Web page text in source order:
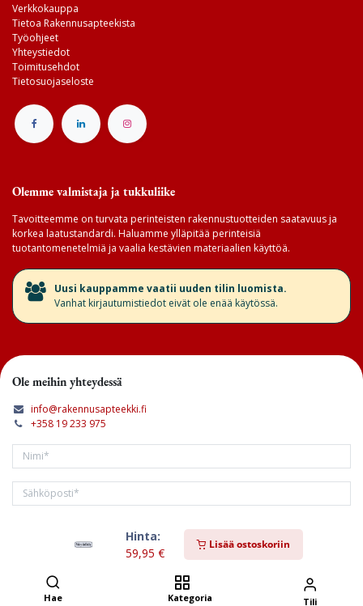
Hinta:
59,95 €
Lisää ostoskoriin
Hae Kategoria Tili
Verkkokauppa
Tietoa Rakennusapteekista
Työohjeet
Yhteystiedot
Toimitusehdot
Tietosuojaseloste
Olemme valmistaja ja tukkuliike
Tavoitteemme on turvata perinteisten rakennustuotteiden saatavuus ja
korkea laatustandardi. Haluamme ylläpitää perinteisiä
tuotantomenetelmiä ja vaalia kestävien materiaalien käyttöä.
​Uusi kauppamme vaatii uuden tilin luomista.
Vanhat kirjautumistiedot eivät ole enää käytössä.
Ole meihin yhteydessä
info@rakennusapteekki.fi
+358 19 233 975
Tilaa kirjeemme